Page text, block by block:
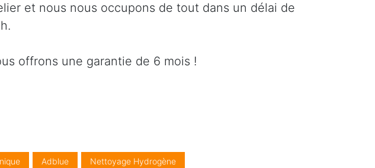
et nous nous occupons de tout dans un délai de
offrons une garantie de 6 mois !
Adblue Nettoyage Hydrogène